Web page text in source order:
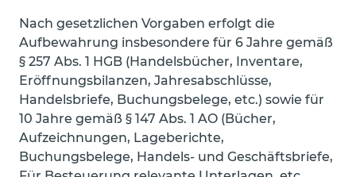
Nach gesetzlichen Vorgaben erfolgt die
Aufbewahrung insbesondere für 6 Jahre gemäß
§ 257 Abs. 1 HGB (Handelsbücher, Inventare,
Eröffnungsbilanzen, Jahresabschlüsse,
Handelsbriefe, Buchungsbelege, etc.) sowie für
10 Jahre gemäß § 147 Abs. 1 AO (Bücher,
Aufzeichnungen, Lageberichte,
Buchungsbelege, Handels- und Geschäftsbriefe,